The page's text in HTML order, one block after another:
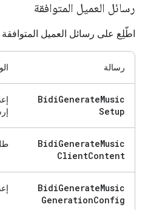
رسائل العميل المتوافقة
اطّلِع على رسائل العميل
رسالة
BidiGenerateMusic
Setup
BidiGenerateMusic
ClientContent
BidiGenerateMusic
GenerationConfig